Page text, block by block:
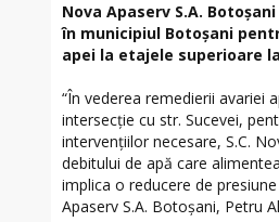
Nova Apaserv S.A.
în municipiul Botoșani
apei la etajele superioare
“În vederea remedierii avariei
intersecţie cu str. Sucevei,
intervenţiilor necesare, S.C.
debitului de apă care
implica o reducere de
Apaserv S.A. Botoșani, Petru